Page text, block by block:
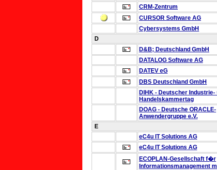
CRM-Zentrum
CURSOR Software AG
Cybersystems GmbH
D
D&B; Deutschland GmbH
DATALOG Software AG
DATEV eG
DBS Deutschland GmbH
DIHK - Deutscher Industrie-
Handelskammertag
DOAG - Deutsche ORACLE-
Anwendergruppe e.V.
E
eC4u IT Solutions AG
eC4u IT Solutions AG
ECOPLAN-Gesellschaft f�r
Informationsmanagement